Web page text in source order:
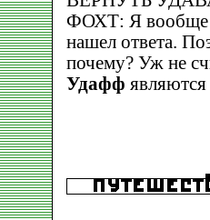
ФОХТ: Я вообще
нашел ответа.
почему? Уж не
Удафф